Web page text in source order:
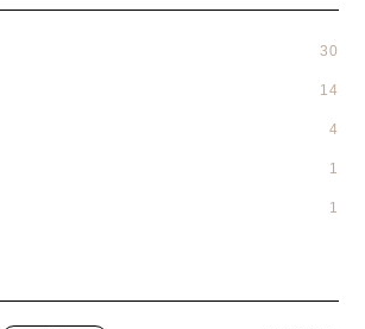
30
14
4
1
1